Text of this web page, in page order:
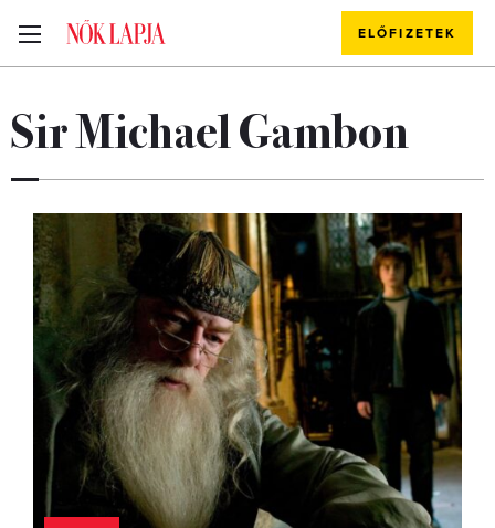
ELŐFIZETEK
Sir Michael Gambon